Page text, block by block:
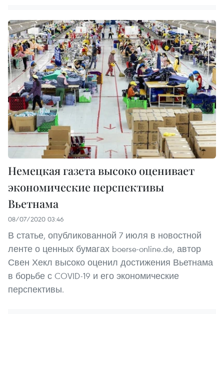
Немецкая газета высоко оценивает
экономические перспективы
Вьетнама
08/07/2020 03:46
В статье, опубликованной 7 июля в новостной
ленте о ценных бумагах boerse-online.de, автор
Свен Хекл высоко оценил достижения Вьетнама
в борьбе с COVID-19 и его экономические
перспективы.